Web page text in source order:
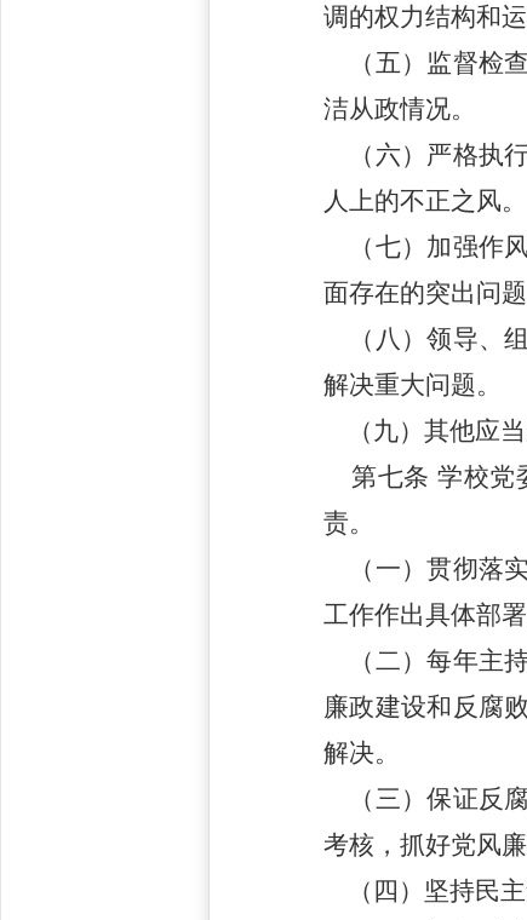
调的权力结构和
（五）监督检
洁从政情况。
（六）严格执
人上的不正之风。
（七）加强作
面存在的突出问题
（八）领导、
解决重大问题。
（九）其他应当
第七条 学校党
责。
（一）贯彻落
工作作出具体部署
（二）每年主
廉政建设和反腐
解决。
（三）保证反
考核，抓好党风
（四）坚持民主